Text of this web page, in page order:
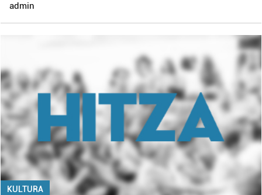
admin
KULTURA